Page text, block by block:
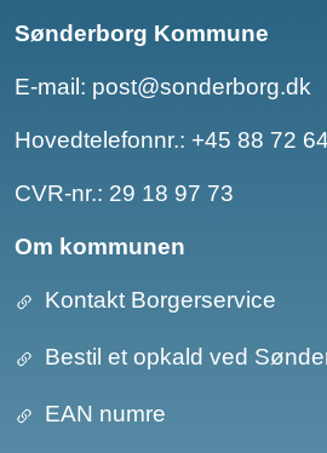
Sønderborg Kommune
E-mail: post@sonderborg.dk
Hovedtelefonnr.: +45 88 72
CVR-nr.: 29 18 97 73
Om kommunen
Kontakt Borgerservice
Bestil et opkald ved
EAN numre